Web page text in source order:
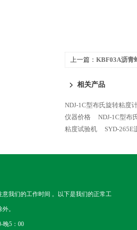
上一篇： KBF03A沥青
相关产品
NDJ-1C型布氏旋转粘度
仪器价格
NDJ-1C型布
粘度试验机
SYD-265E
我们的工作时间 。以下是我们的正常工
。
晚5：00